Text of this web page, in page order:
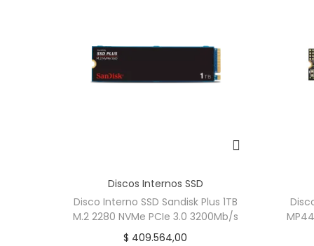
Discos Internos SSD
Disco Interno SSD Sandisk Plus 1TB
M.2 2280 NVMe PCIe 3.0 3200Mb/s
$ 409.564,00